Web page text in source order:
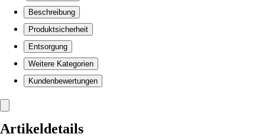
Beschreibung
Produktsicherheit
Entsorgung
Weitere Kategorien
Kundenbewertungen
Artikeldetails